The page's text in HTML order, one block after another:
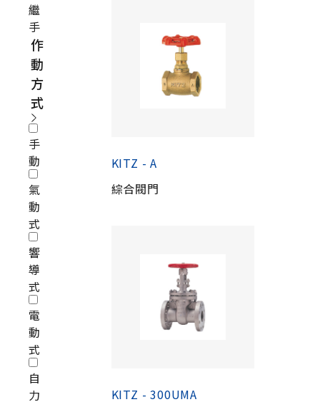
繼
手
作
動
方
式
手
動
氣
動
式
響
導
式
電
動
式
自
力
KITZ - A
綜合閥門
KITZ - 300UMA